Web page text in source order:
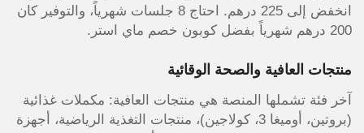
انخفض إلى 225 درهم. احتاج 8 جلسات شهرياً، والتوفير كان
200 درهم شهرياً بفضل كوبون خصم ماي استر.
منتجات العافية والصحة الوقائية
آخر فئة تشملها المنصة هي منتجات العافية: مكملات غذائية
(بروتين، أوميغا 3، كولاجين)، منتجات التغذية الرياضية، أجهزة